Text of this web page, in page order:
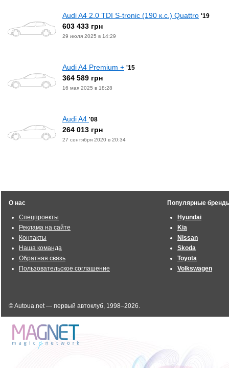
Audi A4 2.0 TDI S-tronic (190 к.с.) Quattro '19
603 433 грн
29 июля 2025 в 14:29
Audi A4 Premium + '15
364 589 грн
16 мая 2025 в 18:28
Audi A4 '08
264 013 грн
27 сентября 2020 в 20:34
О нас
Спецпроекты
Реклама на сайте
Контакты
Наша команда
Обратная связь
Пользовательское соглашение
Популярные
Hyundai
Kia
Nissan
Skoda
Toyota
Volkswagen
© Autoua.net — первый автоклуб, 1998–2026.